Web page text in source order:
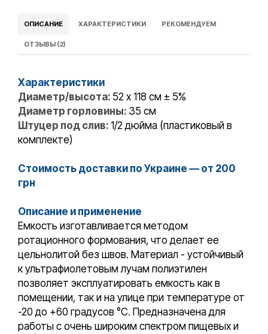
ОПИСАНИЕ ХАРАКТЕРИСТИКИ РЕКОМЕНДУЕМ
ОТЗЫВЫ (2)
Характеристики
Диаметр/высота: 52 x 118 см ± 5%
Диаметр горловины: 35 см
Штуцер под слив: 1/2 дюйма (пластиковый в
комплекте)
Стоимость доставки по Украине — от 200
грн
Описание и применение
Емкость изготавливается методом
ротационного формования, что делает ее
цельнолитой без швов. Материал - устойчивый
к ультрафиолетовым лучам полиэтилен
позволяет эксплуатировать емкость как в
помещении, так и на улице при температуре от
-20 до +60 градусов °С. Предназначена для
работы с очень широким спектром пищевых и